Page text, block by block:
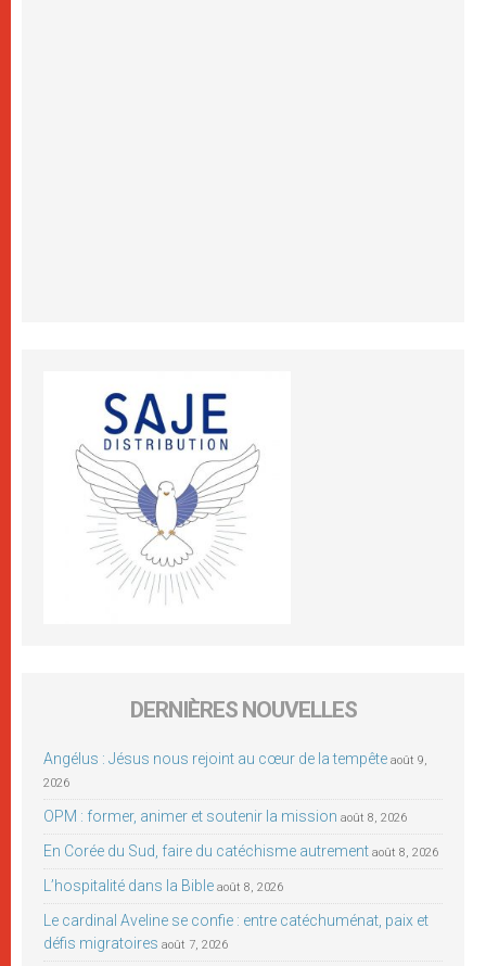
DERNIÈRES NOUVELLES
Angélus : Jésus nous rejoint au cœur de la tempête août 9,
2026
OPM : former, animer et soutenir la mission août 8, 2026
En Corée du Sud, faire du catéchisme autrement août 8, 2026
L’hospitalité dans la Bible août 8, 2026
Le cardinal Aveline se confie : entre catéchuménat, paix et
défis migratoires août 7, 2026